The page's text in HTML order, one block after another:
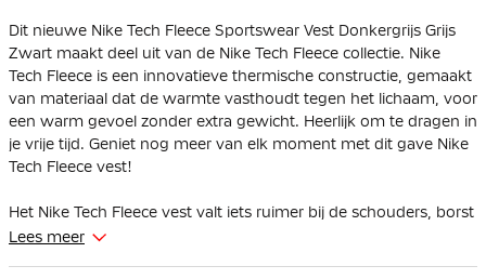
Dit nieuwe Nike Tech Fleece Sportswear Vest Donkergrijs Grijs
Zwart maakt deel uit van de Nike Tech Fleece collectie. Nike
Tech Fleece is een innovatieve thermische constructie, gemaakt
van materiaal dat de warmte vasthoudt tegen het lichaam, voor
een warm gevoel zonder extra gewicht. Heerlijk om te dragen in
je vrije tijd. Geniet nog meer van elk moment met dit gave Nike
Tech Fleece vest!
Het Nike Tech Fleece vest valt iets ruimer bij de schouders, borst
en body voor een sportieve feel die makkelijk als laag is te
Lees meer